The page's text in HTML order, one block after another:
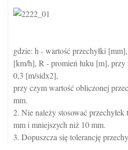
gdzie: h - wartość przechyłki
[km/h], R - promień łuku [m],
0,3 [m/sidx2],
przy czym wartość obliczonej
mm.
2. Nie należy stosować
mm i mniejszych niż 10 mm.
3. Dopuszcza się tolerancję